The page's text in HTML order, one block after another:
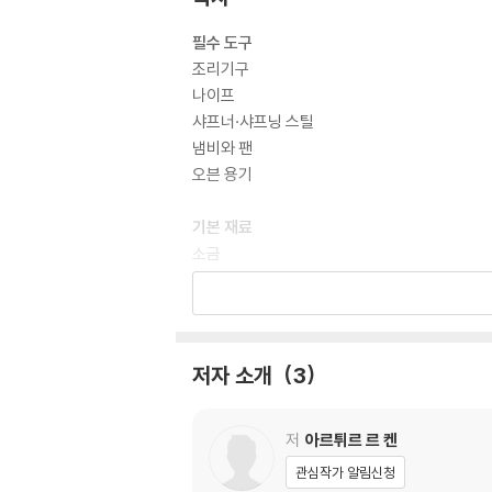
필수 도구
조리기구
나이프
샤프너·샤프닝 스틸
냄비와 팬
오븐 용기
기본 재료
소금
후추
마늘·양파·샬롯
저자 소개 3
저 아르튀르 르 켄
관심작가 알림신청